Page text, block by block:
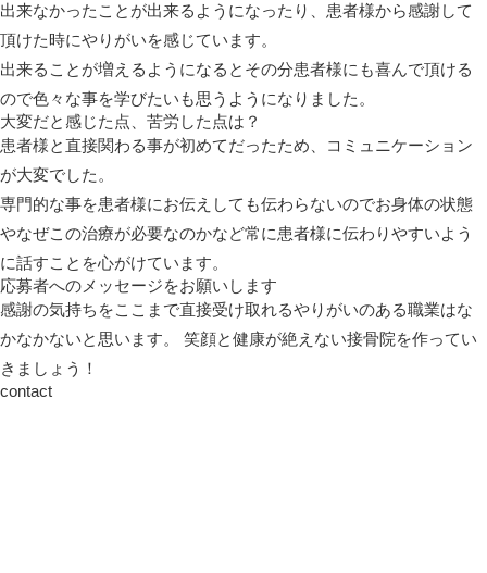
出来なかったことが出来るようになったり、患者様から感謝して
頂けた時にやりがいを感じています。
出来ることが増えるようになるとその分患者様にも喜んで頂ける
ので色々な事を学びたいも思うようになりました。
大変だと感じた点、苦労した点は？
患者様と直接関わる事が初めてだったため、コミュニケーション
が大変でした。
専門的な事を患者様にお伝えしても伝わらないのでお身体の状態
やなぜこの治療が必要なのかなど常に患者様に伝わりやすいよう
に話すことを心がけています。
応募者へのメッセージをお願いします
感謝の気持ちをここまで直接受け取れるやりがいのある職業はな
かなかないと思います。 笑顔と健康が絶えない接骨院を作ってい
きましょう！
contact